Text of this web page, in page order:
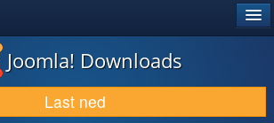
Joomla! Downloads
Last ned